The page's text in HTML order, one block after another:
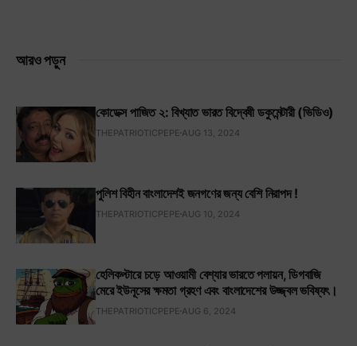
আরও পড়ুন
কোডেক্স পাজিত ২: বিখ্যাত ভারত বিদ্বেষী ডকুমেন্টারী (ভিডিও)
THEPATRIOTICPEPE AUG 13, 2024
পুলিশ বিহীন বাংলাদেশই জনগণের জন্য বেশি নিরাপদ !
THEPATRIOTICPEPE AUG 10, 2024
হেলিকপ্টারে চড়ে আওয়ামী বেশ্যার ভারতে পলায়ন, ডিগবাজি
মেরে ইউনূসের ক্ষমতা গ্রহণ এবং বাংলাদেশের উজ্জ্বল ভবিষ্যৎ।
THEPATRIOTICPEPE AUG 6, 2024